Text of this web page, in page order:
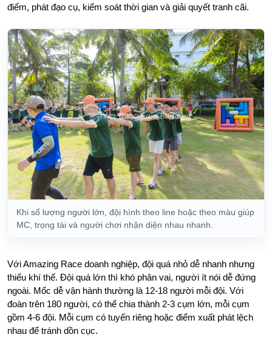
điểm, phát đạo cụ, kiểm soát thời gian và giải quyết tranh cãi.
Khi số lượng người lớn, đội hình theo line hoặc theo màu giúp
MC, trọng tài và người chơi nhận diện nhau nhanh.
Với Amazing Race doanh nghiệp, đội quá nhỏ dễ nhanh nhưng
thiếu khí thế. Đội quá lớn thì khó phân vai, người ít nói dễ đứng
ngoài. Mốc dễ vận hành thường là 12-18 người mỗi đội. Với
đoàn trên 180 người, có thể chia thành 2-3 cụm lớn, mỗi cụm
gồm 4-6 đội. Mỗi cụm có tuyến riêng hoặc điểm xuất phát lệch
nhau để tránh dồn cục.